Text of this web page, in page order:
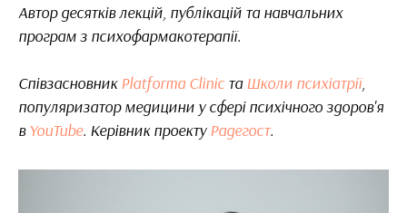
Автор десятків лекцій, публікацій та навчальних
програм з психофармакотерапії.
Cпівзасновник Platforma Clinic та Школи психіатрії,
популяризатор медицини у сфері психічного здоров'я
в YouTube. Керівник проекту Радегост.